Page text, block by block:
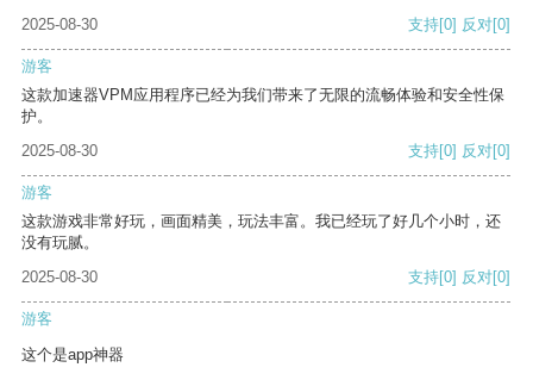
2025-08-30 支持[0] 反对[0]
游客
这款加速器VPM应用程序已经为我们带来了无限的流畅体验和安全性保
护。
2025-08-30
支持[0] 反对[0]
游客
这款游戏非常好玩，画面精美，玩法丰富。我已经玩了好几个小时，还
没有玩腻。
2025-08-30
支持[0] 反对[0]
游客
这个是app神器